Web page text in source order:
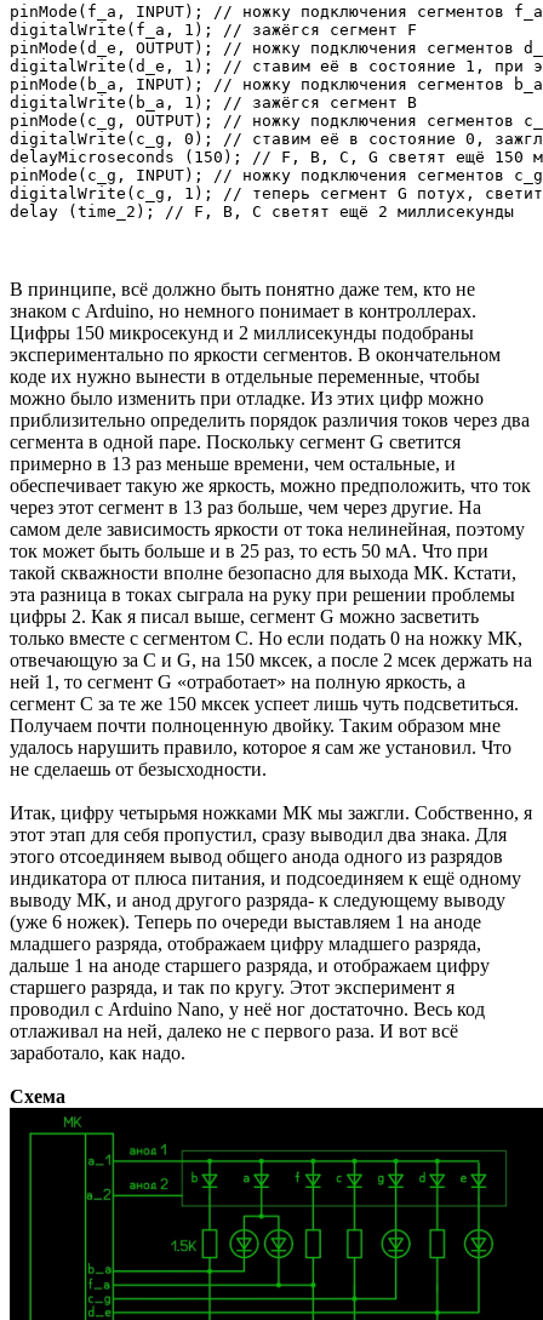
pinMode(f_a, INPUT); // ножку подключения сегментов
digitalWrite(f_a, 1); // зажёгся сегмент F
pinMode(d_e, OUTPUT); // ножку подключения сегментов
digitalWrite(d_e, 1); // ставим её в состояние 1, при
pinMode(b_a, INPUT); // ножку подключения сегментов
digitalWrite(b_a, 1); // зажёгся сегмент B
pinMode(c_g, OUTPUT); // ножку подключения сегментов
digitalWrite(c_g, 0); // ставим её в состояние 0,
delayMicroseconds (150); // F, B, C, G cветят ещё 150
pinMode(c_g, INPUT); // ножку подключения сегментов
digitalWrite(c_g, 1); // теперь сегмент G потух,
delay (time_2); // F, B, C cветят ещё 2 миллисекунды
В принципе, всё должно быть понятно даже тем, кто не
знаком с Arduino, но немного понимает в контроллерах.
Цифры 150 микросекунд и 2 миллисекунды подобраны
экспериментально по яркости сегментов. В окончательном
коде их нужно вынести в отдельные переменные, чтобы
можно было изменить при отладке. Из этих цифр можно
приблизительно определить порядок различия токов через два
сегмента в одной паре. Поскольку сегмент G светится
примерно в 13 раз меньше времени, чем остальные, и
обеспечивает такую же яркость, можно предположить, что ток
через этот сегмент в 13 раз больше, чем через другие. На
самом деле зависимость яркости от тока нелинейная, поэтому
ток может быть больше и в 25 раз, то есть 50 мА. Что при
такой скважности вполне безопасно для выхода МК. Кстати,
эта разница в токах сыграла на руку при решении проблемы
цифры 2. Как я писал выше, сегмент G можно засветить
только вместе с сегментом C. Но если подать 0 на ножку МК,
отвечающую за C и G, на 150 мксек, а после 2 мсек держать на
ней 1, то сегмент G «отработает» на полную яркость, а
сегмент С за те же 150 мксек успеет лишь чуть подсветиться.
Получаем почти полноценную двойку. Таким образом мне
удалось нарушить правило, которое я сам же установил. Что
не сделаешь от безысходности.
Итак, цифру четырьмя ножками МК мы зажгли. Собственно, я
этот этап для себя пропустил, сразу выводил два знака. Для
этого отсоединяем вывод общего анода одного из разрядов
индикатора от плюса питания, и подсоединяем к ещё одному
выводу МК, и анод другого разряда- к следующему выводу
(уже 6 ножек). Теперь по очереди выставляем 1 на аноде
младшего разряда, отображаем цифру младшего разряда,
дальше 1 на аноде старшего разряда, и отображаем цифру
старшего разряда, и так по кругу. Этот эксперимент я
проводил с Arduino Nano, у неё ног достаточно. Весь код
отлаживал на ней, далеко не с первого раза. И вот всё
заработало, как надо.
Схема